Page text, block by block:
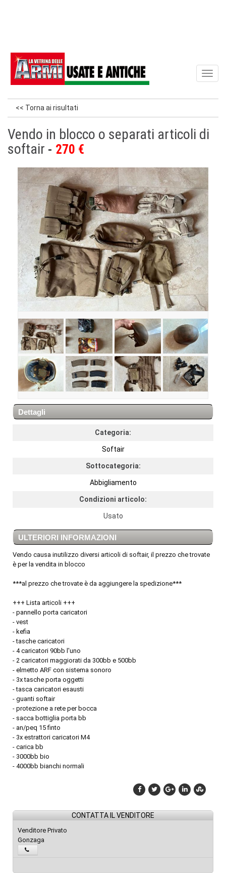
<< Torna ai risultati
Vendo in blocco o separati articoli di
softair
270 €
Dettagli
Categoria:
Softair
Sottocategoria:
Abbigliamento
Condizioni articolo:
Usato
ULTERIORI INFORMAZIONI
Vendo causa inutilizzo diversi articoli di softair, il prezzo che trovate
è per la vendita in blocco
***al prezzo che trovate è da aggiungere la spedizione***
+++ Lista articoli +++
- pannello porta caricatori
- vest
- kefia
- tasche caricatori
- 4 caricatori 90bb l'uno
- 2 caricatori maggiorati da 300bb e 500bb
- elmetto ARF con sistema sonoro
- 3x tasche porta oggetti
- tasca caricatori esausti
- guanti softair
- protezione a rete per bocca
- sacca bottiglia porta bb
- an/peq 15 finto
- 3x estrattori caricatori M4
- carica bb
- 3000bb bio
- 4000bb bianchi normali
CONTATTA IL VENDITORE
Venditore Privato
Gonzaga